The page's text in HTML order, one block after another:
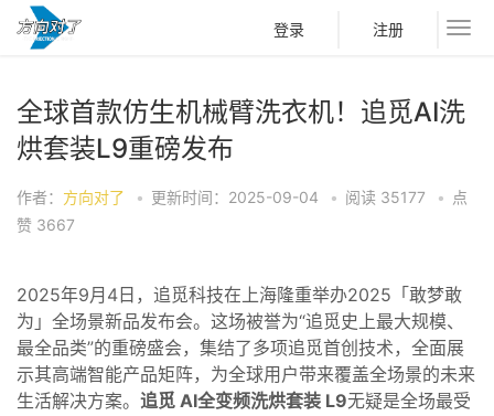
登录 注册
全球首款仿生机械臂洗衣机！追觅AI洗
烘套装L9重磅发布
作者： 方向对了 • 更新时间：2025-09-04 • 阅读 35177 • 点
赞 3667
2025年9月4日，追觅科技在上海隆重举办2025「敢梦敢
为」全场景新品发布会。这场被誉为“追觅史上最大规模、
最全品类”的重磅盛会，集结了多项追觅首创技术，全面展
示其高端智能产品矩阵，为全球用户带来覆盖全场景的未来
生活解决方案。 追觅 AI全变频洗烘套装 L9无疑是全场最受